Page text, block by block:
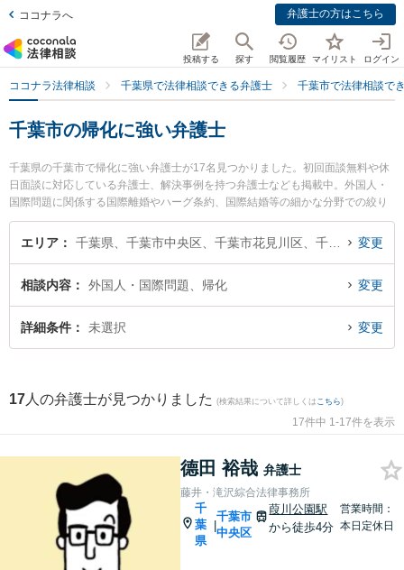
ココナラへ 弁護士の方はこちら
投稿する 探す 閲覧履歴 マイリスト ログイン
ココナラ法律相談 千葉県で法律相談できる弁護士 千葉市で法律相談で
千葉市の帰化に強い弁護士
千葉県の千葉市で帰化に強い弁護士が17名見つかりました。初回面談無料や休
日面談に対応している弁護士、解決事例を持つ弁護士なども掲載中。外国人・
国際問題に関係する国際離婚やハーグ条約、国際結婚等の細かな分野での絞り
込み検索もでき便利です。特に藤井・滝沢綜合法律事務所の德田 裕哉弁護士や
Sfil法律事務所の石田 珠美弁護士、本千葉総合法律事務所の齋藤 貴英弁護士の
トラブル解決の実績豊富な近くの弁護士を検索したい』『初回相談無料で帰化
を法律相談できる千葉市内の弁護士に相談予約したい』などでお困りの相談者
さんにおすすめです。
エリア 変更
相談内容 外国人・国際問題、帰化 変更
詳細条件 未選択 変更
17 人の弁護士が見つかりました (検索結果について詳しくは こちら)
17件中 1-17件を表示
德田 裕哉 弁護士
藤井・滝沢綜合法律事務所
千
葉
県
|
千葉市
中央区
葭川公園駅
から徒歩4分
営業時間：
本日定休日